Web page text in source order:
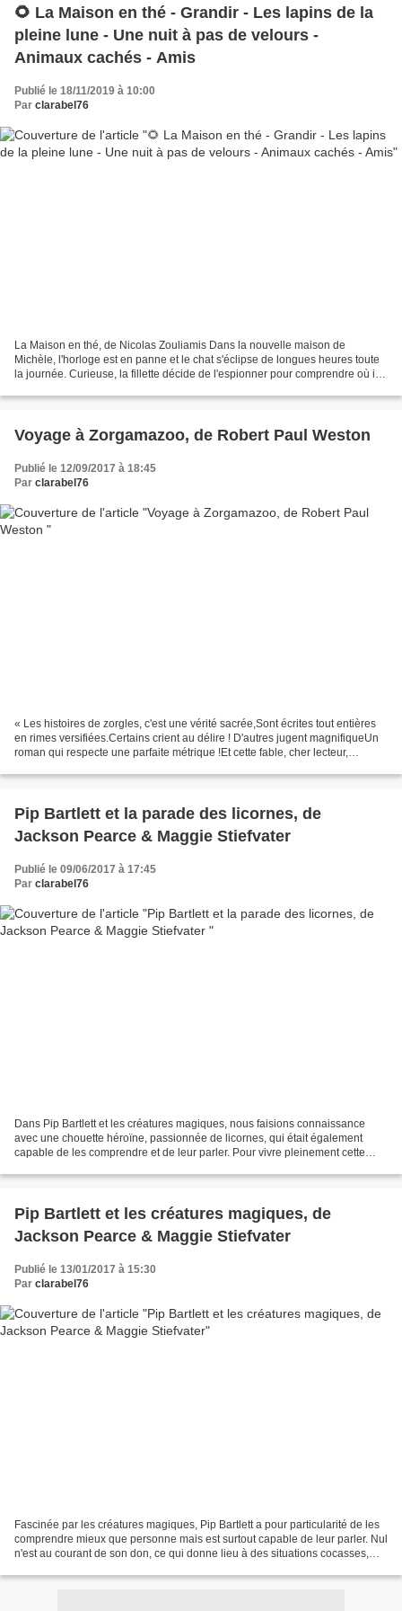
🌻 La Maison en thé - Grandir - Les lapins de la
pleine lune - Une nuit à pas de velours -
Animaux cachés - Amis
Publié le 18/11/2019 à 10:00
Par clarabel76
La Maison en thé, de Nicolas Zouliamis Dans la nouvelle maison de
Michèle, l'horloge est en panne et le chat s'éclipse de longues heures toute
la journée. Curieuse, la fillette décide de l'espionner pour comprendre où il
Voyage à Zorgamazoo, de Robert Paul Weston
Publié le 12/09/2017 à 18:45
Par clarabel76
« Les histoires de zorgles, c'est une vérité sacrée,Sont écrites tout entières
en rimes versifiées.Certains crient au délire ! D'autres jugent magnifiqueUn
roman qui respecte une parfaite métrique !Et cette fable, cher lecteur,
Pip Bartlett et la parade des licornes, de
Jackson Pearce & Maggie Stiefvater
Publié le 09/06/2017 à 17:45
Par clarabel76
Dans Pip Bartlett et les créatures magiques, nous faisions connaissance
avec une chouette héroïne, passionnée de licornes, qui était également
capable de les comprendre et de leur parler. Pour vivre pleinement cette
Pip Bartlett et les créatures magiques, de
Jackson Pearce & Maggie Stiefvater
Publié le 13/01/2017 à 15:30
Par clarabel76
Fascinée par les créatures magiques, Pip Bartlett a pour particularité de les
comprendre mieux que personne mais est surtout capable de leur parler. Nul
n'est au courant de son don, ce qui donne lieu à des situations cocasses,